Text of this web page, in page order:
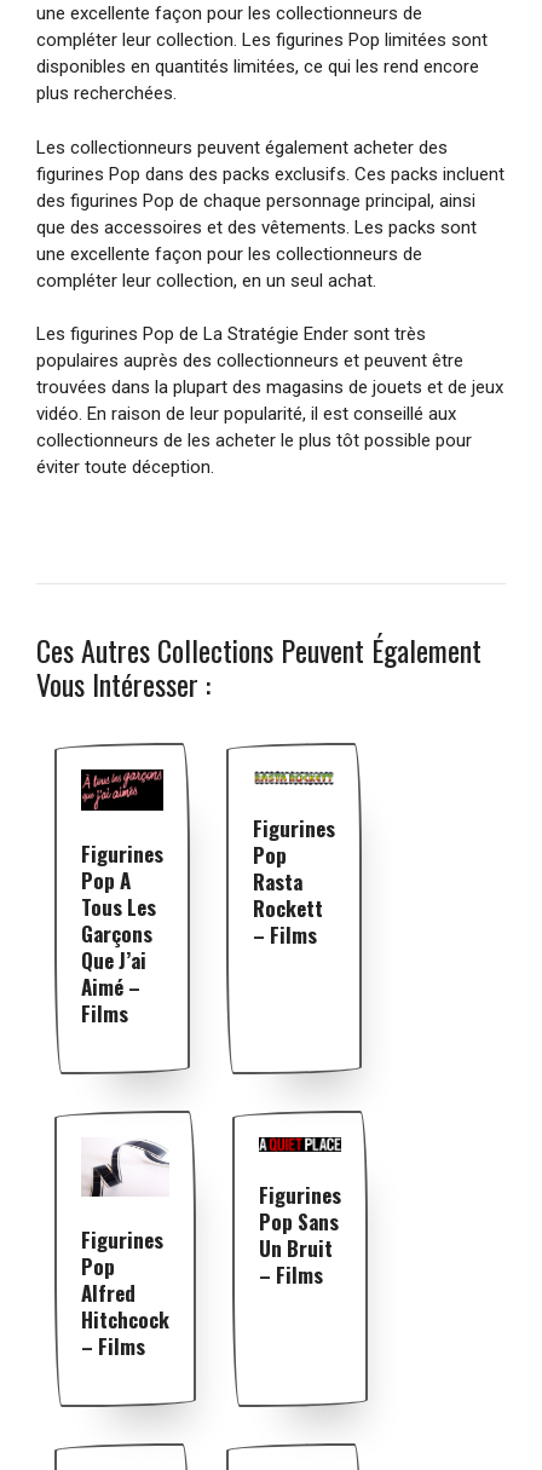
une excellente façon pour les collectionneurs de
compléter leur collection. Les figurines Pop limitées sont
disponibles en quantités limitées, ce qui les rend encore
plus recherchées.
Les collectionneurs peuvent également acheter des
figurines Pop dans des packs exclusifs. Ces packs incluent
des figurines Pop de chaque personnage principal, ainsi
que des accessoires et des vêtements. Les packs sont
une excellente façon pour les collectionneurs de
compléter leur collection, en un seul achat.
Les figurines Pop de La Stratégie Ender sont très
populaires auprès des collectionneurs et peuvent être
trouvées dans la plupart des magasins de jouets et de jeux
vidéo. En raison de leur popularité, il est conseillé aux
collectionneurs de les acheter le plus tôt possible pour
éviter toute déception.
Ces Autres Collections Peuvent Également
Vous Intéresser :
Figurines
Pop A
Tous Les
Garçons
Que J’ai
Aimé –
Films
Figurines
Pop
Rasta
Rockett
– Films
Figurines
Pop
Alfred
Hitchcock
– Films
Figurines
Pop Sans
Un Bruit
– Films